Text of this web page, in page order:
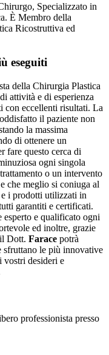
Specializzato in
È Membro della
Ricostruttiva ed
eseguiti
della Chirurgia Plastica
attività e di esperienza
con eccellenti risultati. La
il paziente non
la massima
di ottenere un
fare questo cerca di
ogni singola
o un intervento
che meglio si coniuga al
i prodotti utilizzati in
garantiti e certificati.
e qualificato ogni
ed inoltre, grazie
Dott. Farace potrà
sfruttano le più innovative
vostri desideri e
professionista presso